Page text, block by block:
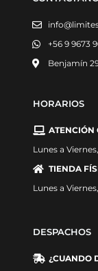
+56 9 9673
Benjamín
HORARIOS
ATENCIÓN
Lunes a
TIENDA
Lunes a
DESPACHOS
¿CUANDO